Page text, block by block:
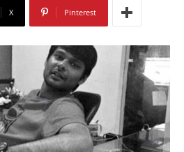
X Pinterest